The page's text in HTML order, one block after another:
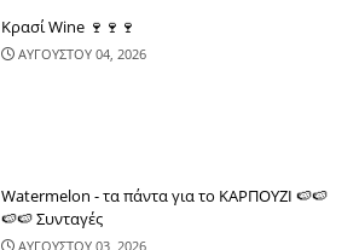
Κρασί Wine 🍷🍷🍷
ΑΥΓΟΥΣΤΟΥ 04, 2026
Watermelon - τα πάντα για το ΚΑΡΠΟΥΖΙ 🍉🍉
🍉🍉 Συνταγές
ΑΥΓΟΥΣΤΟΥ 03, 2026